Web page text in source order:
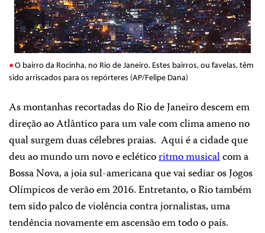
O bairro da Rocinha, no Rio de Janeiro. Estes bairros, ou favelas, têm
sido arriscados para os repórteres (AP/Felipe Dana)
As montanhas recortadas do Rio de Janeiro descem em
direção ao Atlântico para um vale com clima ameno no
qual surgem duas célebres praias. Aqui é a cidade que
deu ao mundo um novo e ecléticoritmo musicalcom a
Bossa Nova, a joia sul-americana que vai sediar os Jogos
Olímpicos de verão em 2016. Entretanto, o Rio também
tem sido palco de violência contra jornalistas, uma
tendência novamente em ascensão em todo o país.